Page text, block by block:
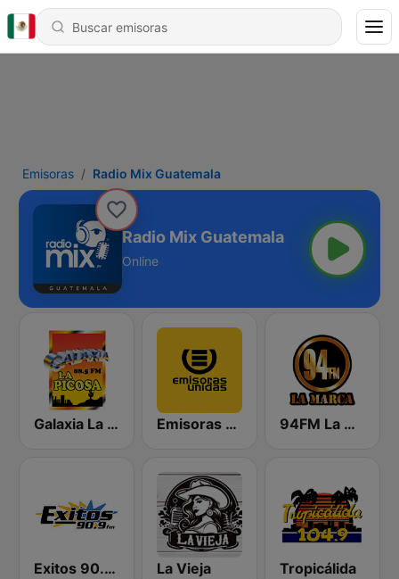
Emisoras Radio Mix Guatemala
Radio Mix Guatemala
Online
Galaxia La Picosa Emisoras Unidas 94FM La Marca
Exitos 90.9 FM La Vieja Tropicálida